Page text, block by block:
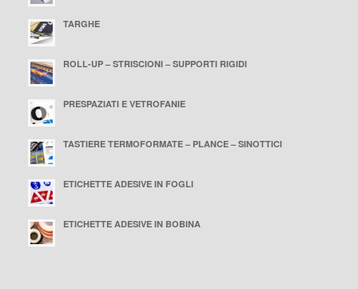
TARGHE
ROLL-UP – STRISCIONI – SUPPORTI RIGIDI
PRESPAZIATI E VETROFANIE
TASTIERE TERMOFORMATE – PLANCE – SINOTTICI
ETICHETTE ADESIVE IN FOGLI
ETICHETTE ADESIVE IN BOBINA